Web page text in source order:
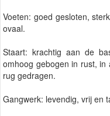
Voeten: goed gesloten,
ovaal.
Staart: krachtig aan de
omhoog gebogen in rust,
rug gedragen.
Gangwerk: levendig, vrij en